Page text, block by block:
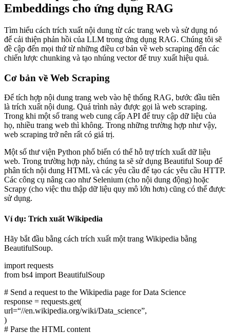
Embeddings cho ứng dụng RAG
Tìm hiểu cách trích xuất nội dung từ các trang web và sử dụng nó
để cải thiện phản hồi của LLM trong ứng dụng RAG. Chúng tôi sẽ
đề cập đến mọi thứ từ những điều cơ bản về web scraping đến các
chiến lược chunking và tạo nhúng vector để truy xuất hiệu quả.
Cơ bản về Web Scraping
Để tích hợp nội dung trang web vào hệ thống RAG, bước đầu tiên
là trích xuất nội dung. Quá trình này được gọi là web scraping.
Trong khi một số trang web cung cấp API để truy cập dữ liệu của
họ, nhiều trang web thì không. Trong những trường hợp như vậy,
web scraping trở nên rất có giá trị.
Một số thư viện Python phổ biến có thể hỗ trợ trích xuất dữ liệu
web. Trong trường hợp này, chúng ta sẽ sử dụng Beautiful Soup để
phân tích nội dung HTML và các yêu cầu để tạo các yêu cầu HTTP.
Các công cụ nâng cao như Selenium (cho nội dung động) hoặc
Scrapy (cho việc thu thập dữ liệu quy mô lớn hơn) cũng có thể được
sử dụng.
Ví dụ: Trích xuất Wikipedia
Hãy bắt đầu bằng cách trích xuất một trang Wikipedia bằng
BeautifulSoup.
import requests
from bs4 import BeautifulSoup
# Send a request to the Wikipedia page for Data Science
response = requests.get(
url=“//en.wikipedia.org/wiki/Data_science”,
)
# Parse the HTML content